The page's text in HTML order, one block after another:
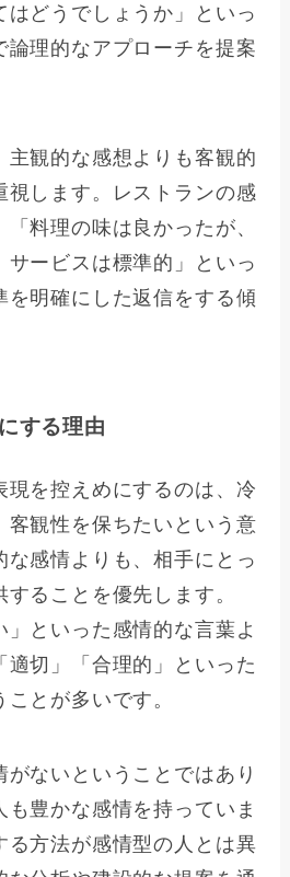
はどうでしょうか」といっ
論理的なアプローチを提案
主観的な感想よりも客観的
視します。レストランの感
料理の味は良かったが、
サービスは標準的」といっ
を明確にした返信をする傾
する理由
現を控えめにするのは、冷
客観性を保ちたいという意
な感情よりも、相手にとっ
ることを優先します。
」といった感情的な言葉よ
適切」「合理的」といった
とが多いです。
ないということではあり
も豊かな感情を持っていま
る方法が感情型の人とは異